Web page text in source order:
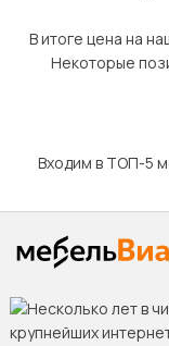
В итоге цена на
Некоторые
Входим в ТОП-5